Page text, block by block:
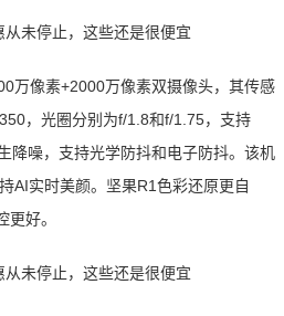
万像素+2000万像素双摄像头，其传感
，光圈分别为f/1.8和f/1.75，支持
降噪，支持光学防抖和电子防抖。该机
AI实时美颜。坚果R1色彩还原更自
好。